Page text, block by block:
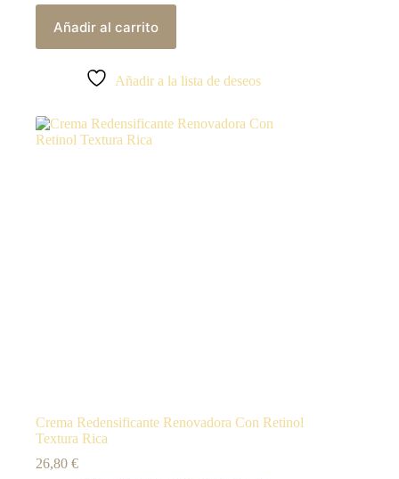
Añadir al carrito
Añadir a la lista de deseos
Crema Redensificante Renovadora Con Retinol
Textura Rica
26,80 €